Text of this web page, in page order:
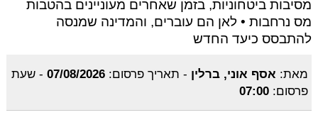
מסיבות ביטחוניות, בזמן שאחרים מעוניינים בהטבות
מס נרחבות • לאן הם עוברים, והמדינה שמנסה
להתבסס כיעד החדש
מאת: אסף אוני, ברלין - תאריך פרסום: 07/08/2026
- שעת
פרסום: 07:00